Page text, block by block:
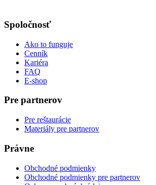
Spoločnosť
Ako to funguje
Cenník
Kariéra
FAQ
E-shop
Pre partnerov
Pre reštaurácie
Materiály pre partnerov
Právne
Obchodné podmienky
Obchodné podmienky pre partnerov